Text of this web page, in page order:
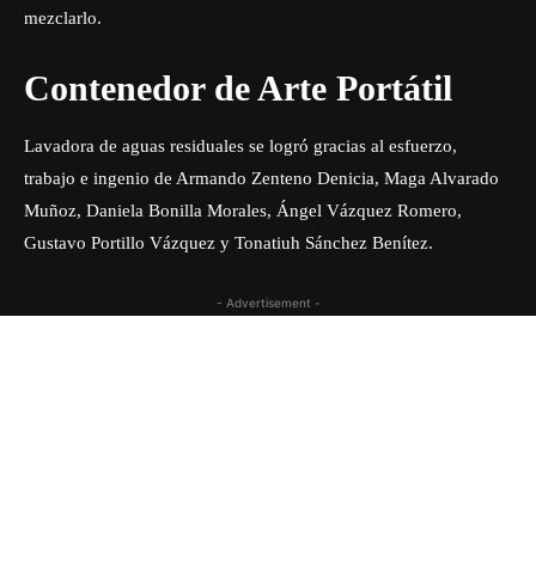
mezclarlo.
Contenedor de Arte Portátil
Lavadora de aguas residuales se logró gracias al esfuerzo,
trabajo e ingenio de Armando Zenteno Denicia, Maga Alvarado
Muñoz, Daniela Bonilla Morales, Ángel Vázquez Romero,
Gustavo Portillo Vázquez y Tonatiuh Sánchez Benítez.
- Advertisement -